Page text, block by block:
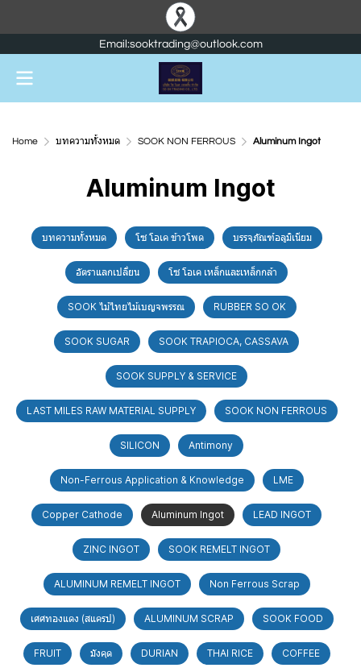
Email:sooktrading@outlook.com
Home บทความทั้งหมด SOOK NON FERROUS Aluminum Ingot
Aluminum Ingot
บทความทั้งหมด โซ โอเค ข้าวโพด บรรจุภัณฑ์อลูมิเนียม
อัตราแลกเปลี่ยน โซ โอเค เหล็กและเหล็กกล้า
SOOK ไม้ไทยไม้เบญจพรรณ RUBBER SO OK
SOOK SUGAR SOOK TRAPIOCA, CASSAVA
SOOK SUPPLY & SERVICE
LAST MILES RAW MATERIAL SUPPLY SOOK NON FERROUS
SILICON Antimony
Non-Ferrous Application & Knowledge LME
Copper Cathode Aluminum Ingot LEAD INGOT
ZINC INGOT SOOK REMELT INGOT
ALUMINUM REMELT INGOT Non Ferrous Scrap
เศศทองแดง (สแครป) ALUMINUM SCRAP SOOK FOOD
FRUIT มังคุด DURIAN THAI RICE COFFEE